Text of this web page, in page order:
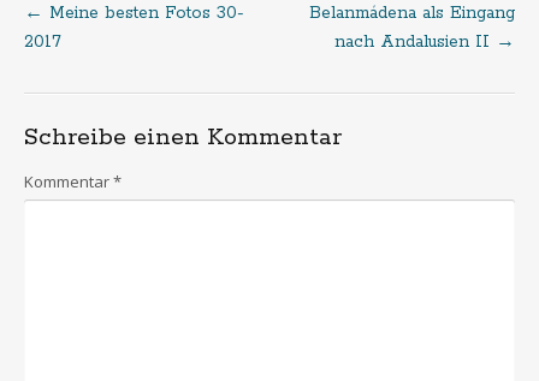
Post
navigation
← Meine besten Fotos 30-
2017
Belanmádena als Eingang
nach Andalusien II →
Schreibe einen Kommentar
Kommentar*